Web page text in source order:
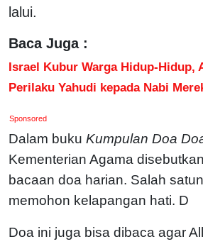
lalui.
Baca Juga :
Israel Kubur Warga Hidup-Hidup,
Perilaku Yahudi kepada Nabi
Sponsored
Dalam buku Kumpulan Doa
Kementerian Agama
bacaan doa harian. Salah
memohon kelapangan hati. D
Doa ini juga bisa dibaca agar